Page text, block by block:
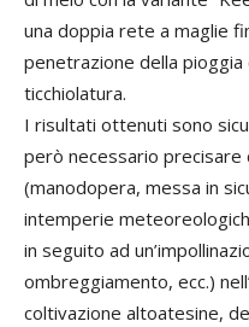
una doppia rete a maglie
penetrazione della
ticchiolatura.
I risultati ottenuti sono
però necessario precisare
(manodopera, messa in
intemperie
in seguito ad
ombreggiamento, ecc.)
coltivazione altoatesine,